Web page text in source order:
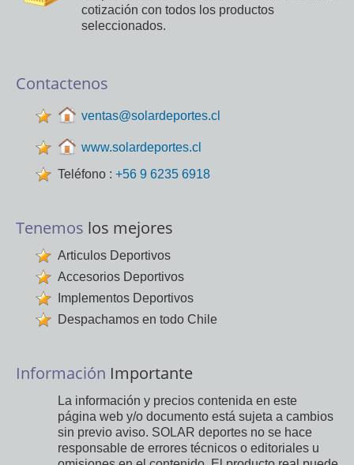
cotización con todos los productos
seleccionados.
Contactenos
ventas@solardeportes.cl
www.solardeportes.cl
Teléfono : +56 9 6235 6918
Tenemos los mejores
Articulos Deportivos
Accesorios Deportivos
Implementos Deportivos
Despachamos en todo Chile
Información Importante
La información y precios contenida en este
página web y/o documento está sujeta a cambios
sin previo aviso. SOLAR deportes no se hace
responsable de errores técnicos o editoriales u